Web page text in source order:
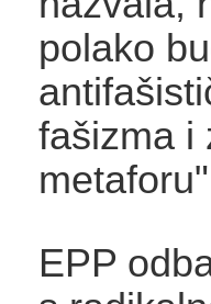
polako
fašizma i
EPP